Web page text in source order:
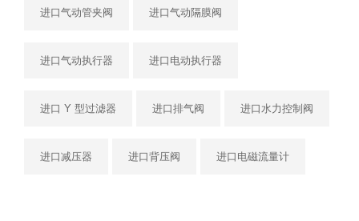
进口气动管夹阀 进口气动隔膜阀
进口气动执行器 进口电动执行器
进口 Y 型过滤器 进口排气阀 进口水力控制阀
进口减压器 进口背压阀 进口电磁流量计